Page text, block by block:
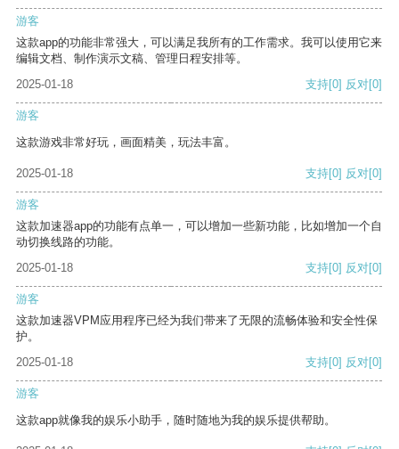
游客
这款app的功能非常强大，可以满足我所有的工作需求。我可以使用它来
编辑文档、制作演示文稿、管理日程安排等。
2025-01-18
支持[0] 反对[0]
游客
这款游戏非常好玩，画面精美，玩法丰富。
2025-01-18 支持[0] 反对[0]
游客
这款加速器app的功能有点单一，可以增加一些新功能，比如增加一个自
动切换线路的功能。
2025-01-18
支持[0] 反对[0]
游客
这款加速器VPM应用程序已经为我们带来了无限的流畅体验和安全性保
护。
2025-01-18
支持[0] 反对[0]
游客
这款app就像我的娱乐小助手，随时随地为我的娱乐提供帮助。